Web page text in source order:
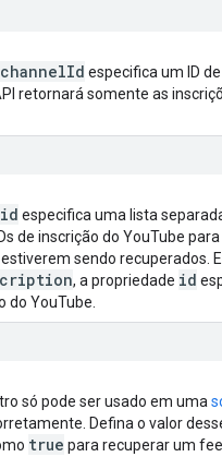
channelId especifica um ID
retornará somente as
id especifica uma lista
de inscrição do YouTube para
sendo recuperados.
, a propriedade id
do YouTube.
só pode ser usado em uma
Defina o valor
true para recuperar um